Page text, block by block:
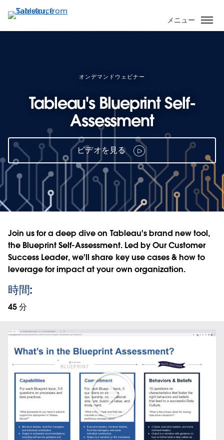
イ
ン
メニュー
オンデマンドウェビナー
Tableau's Blueprint Self-
Assessment
ビデオを見る
Join us for a deep dive on Tableau's brand new tool,
the Blueprint Self-Assessment. Led by Our Customer
Success Leader, we'll share key use cases & how to
leverage for impact at your own organization.
時間:
45 分
Play